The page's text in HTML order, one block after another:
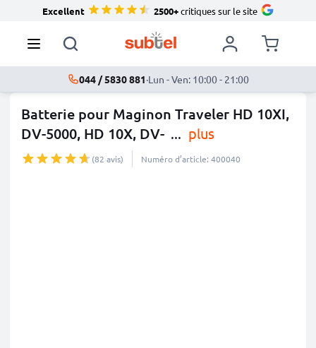
Excellent 2500+critiques sur le site
044 / 5830 881·Lun - Ven: 10:00 - 21:00
Batterie pour Maginon Traveler HD 10XI,
DV-5000, HD 10X, DV- ... plus
(82 avis) Numéro d’article: 400040